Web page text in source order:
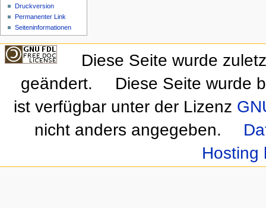
Druckversion
Permanenter Link
Seiteninformationen
Diese Seite wurde
geändert.
Diese Seite wurde
ist verfügbar unter der Lizenz
nicht anders angegeben.
Hosting